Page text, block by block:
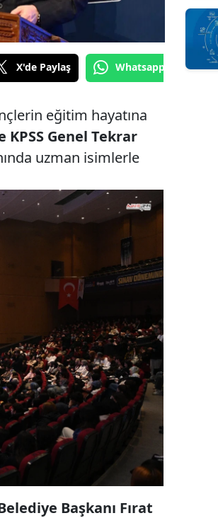
X'de Paylaş Whatsapp'tan
eğitim hayatına
KPSS Genel Tekrar
uzman isimlerle
Başkanı Fırat